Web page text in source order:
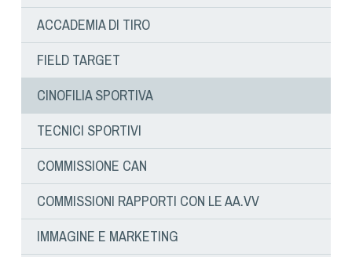
ACCADEMIA DI TIRO
FIELD TARGET
CINOFILIA SPORTIVA
TECNICI SPORTIVI
COMMISSIONE CAN
COMMISSIONI RAPPORTI CON LE AA.VV
IMMAGINE E MARKETING
Obedience
Ricerca Tartufo
Sheepdog
Treibball
Freestyle
Protezione civile Sportiva